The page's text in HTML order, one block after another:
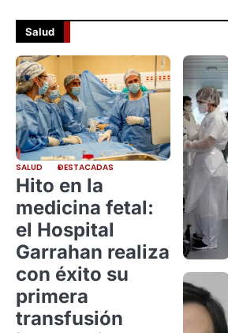
Salud
SALUD DESTACADAS
Hito en la
medicina fetal:
el Hospital
Garrahan realiza
con éxito su
primera
transfusión